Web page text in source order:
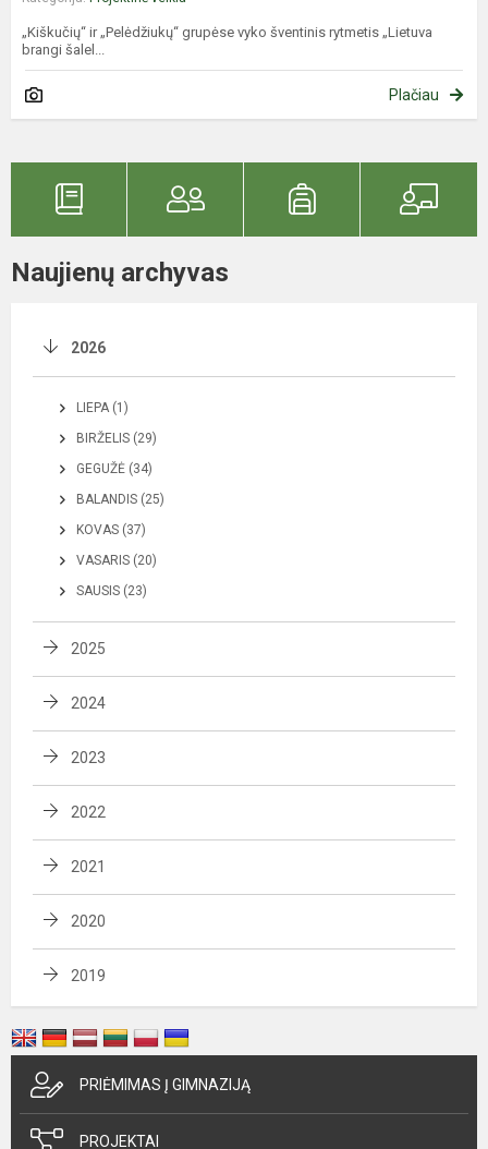
„Kiškučių“ ir „Pelėdžiukų“ grupėse vyko šventinis rytmetis „Lietuva
brangi šalel...
Plačiau
Naujienų archyvas
2026
LIEPA (1)
BIRŽELIS (29)
GEGUŽĖ (34)
BALANDIS (25)
KOVAS (37)
VASARIS (20)
SAUSIS (23)
2025
2024
2023
2022
2021
2020
2019
PRIĖMIMAS Į GIMNAZIJĄ
PROJEKTAI